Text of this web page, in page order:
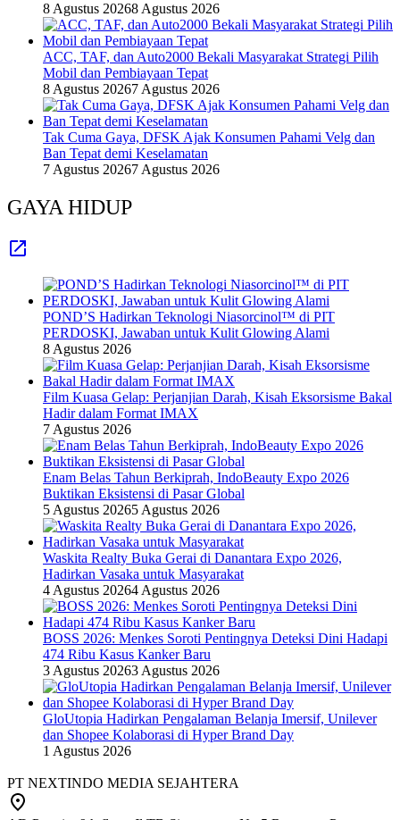
8 Agustus 20268 Agustus 2026
ACC, TAF, dan Auto2000 Bekali Masyarakat Strategi Pilih
Mobil dan Pembiayaan Tepat
8 Agustus 20267 Agustus 2026
Tak Cuma Gaya, DFSK Ajak Konsumen Pahami Velg dan
Ban Tepat demi Keselamatan
7 Agustus 20267 Agustus 2026
GAYA HIDUP
POND’S Hadirkan Teknologi Niasorcinol™ di PIT
PERDOSKI, Jawaban untuk Kulit Glowing Alami
8 Agustus 2026
Film Kuasa Gelap: Perjanjian Darah, Kisah Eksorsisme Bakal
Hadir dalam Format IMAX
7 Agustus 2026
Enam Belas Tahun Berkiprah, IndoBeauty Expo 2026
Buktikan Eksistensi di Pasar Global
5 Agustus 20265 Agustus 2026
Waskita Realty Buka Gerai di Danantara Expo 2026,
Hadirkan Vasaka untuk Masyarakat
4 Agustus 20264 Agustus 2026
BOSS 2026: Menkes Soroti Pentingnya Deteksi Dini Hadapi
474 Ribu Kasus Kanker Baru
3 Agustus 20263 Agustus 2026
GloUtopia Hadirkan Pengalaman Belanja Imersif, Unilever
dan Shopee Kolaborasi di Hyper Brand Day
1 Agustus 2026
PT NEXTINDO MEDIA SEJAHTERA